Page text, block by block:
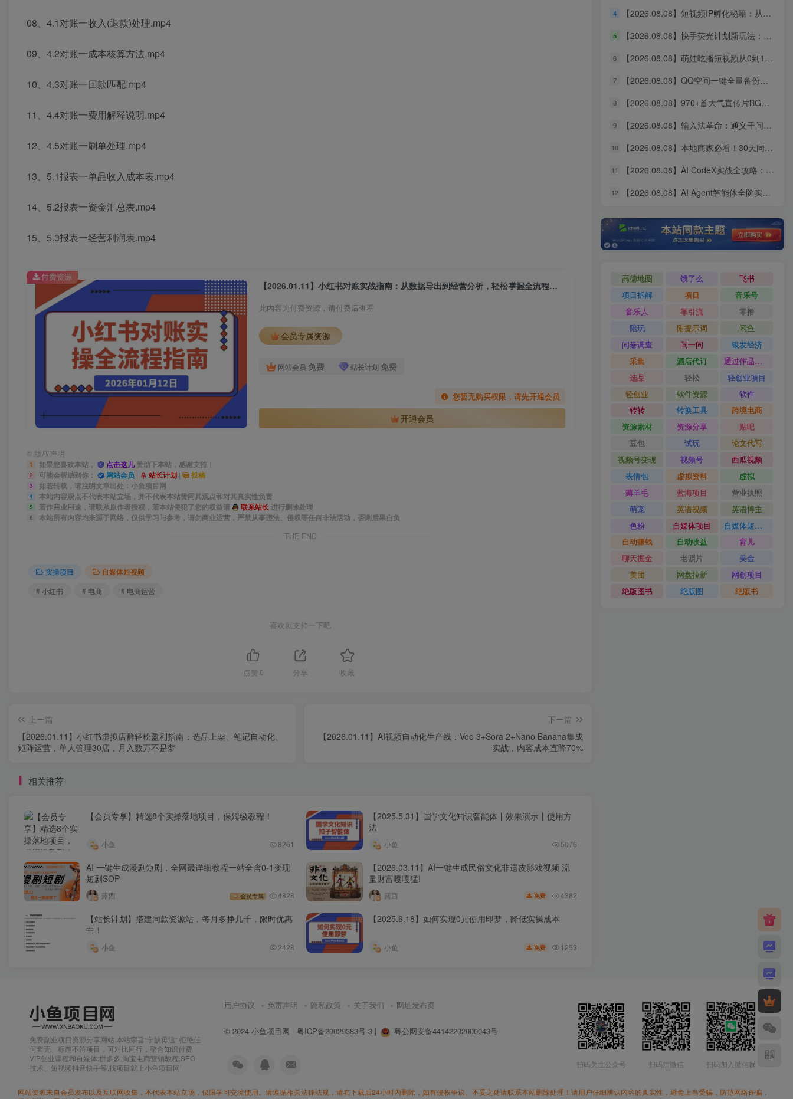
08、4.1对账一收入(退款)处理.mp4
09、4.2对账一成本核算方法.mp4
10、4.3对账一回款匹配.mp4
11、4.4对账一费用解释说明.mp4
12、4.5对账一刷单处理.mp4
13、5.1报表一单品收入成本表.mp4
14、5.2报表一资金汇总表.mp4
15、5.3报表一经营利润表.mp4
【2026.01.11】小红书对账实战指南：从数据导出到经营分析，轻松掌握全流程核算
此内容为付费资源，请付费后查看
会员专属资源
网站会员 免费 站长计划 免费
您暂无购买权限，请先开通会员
开通会员
付费资源
© 版权声明
1 如果您喜欢本站， 点击这儿赞助下本站，感谢支持！
2 可能会帮助到你： 网站会员 | 站长计划 | 投稿
3 如若转载，请注明文章出处：小鱼项目网
4 本站内容观点不代表本站立场，并不代表本站赞同其观点和对其真实性负责
5 若作商业用途，请联系原作者授权，若本站侵犯了您的权益请 联系站长进行删除处理
6
本站所有内容均来源于网络，仅供学习与参考，请勿商业运营，严禁从事违法、侵权等任何非法活动，否则后果自负
THE END
实操项目
自媒体短视频
# 小红书
# 电商 # 电商运营
喜欢就支持一下吧
点赞 0 分享 收藏
上一篇
【2026.01.11】小红书虚拟店群轻松盈利指南：选品上架、笔记自动化、
矩阵运营，单人管理30店，月入数万不是梦
下一篇
【2026.01.11】AI视频自动化生产线：Veo 3+Sora 2+Nano Banana集成
实战，内容成本直降70%
相关推荐
【会员专享】精选8个实操落地项目，保姆级教程！
小鱼 8261
【2025.5.31】国学文化知识智能体丨效果演示丨使用方
法
小鱼 5076
AI 一键生成漫剧短剧，全网最详细教程一站全含0-1变现
短剧SOP
露西 会员专属 4828
【2026.03.11】AI一键生成民俗文化非遗皮影戏视频 流
量财富嘎嘎猛!
露西 免费 4382
【站长计划】搭建同款资源站，每月多挣几千，限时优惠
中！
小鱼 2428
【2025.6.18】如何实现0元使用即梦，降低实操成本
小鱼 免费 1253
4 【2026.08.08】短视频IP孵化秘籍：从0到1打造爆款内容创作运营体系
5 【2026.08.08】快手荧光计划新玩法：短剧搬运技巧，0粉老号新号都能做，有播放就有收益！
6 【2026.08.08】萌娃吃播短视频从0到1实操指南｜图文+视频双赛道变现秘籍，收徒、商单、伙伴计划一网打尽
7 【2026.08.08】QQ空间一键全量备份：照片、视频、动态全存本地，GitHub开源神器QzoneArchive来了！
8 【2026.08.08】970+首大气宣传片BGM合集，无版权可商用，分类清晰的高质量音效素材库！
9 【2026.08.08】输入法革命：通义千问让打字速度飞起，300字/分钟+AI润色，说话即出工整文章
10 【2026.08.08】本地商家必看！30天同城IP实操特训：拍摄剪辑+爆款文案+引流成交，全面引爆门店业绩
11 【2026.08.08】AI CodeX实战全攻略：本地部署+API对接+自制Skill，从漫剧剪辑到VR网站一站式落地
12 【2026.08.08】AI Agent智能体全阶实战：零基础手把手，从原理到实操轻松搭建自动运行智能体
高德地图 饿了么
飞书
项目拆解
项目
音乐号
音乐人
靠引流
零撸
陪玩
附提示词
闲鱼
问卷调查
问一问
银发经济
采集
酒店代订
通过作品流量
选品
轻松
轻创业项目
轻创业
软件资源
软件
转转
转换工具
跨境电商
资源素材
资源分享
贴吧
豆包
试玩
论文代写
视频号变现
视频号
西瓜视频
表情包
虚拟资料
虚拟
薅羊毛
蓝海项目
营业执照
萌宠
英语视频
英语博主
色粉
自媒体项目
自媒体短视频
自动赚钱
自动收益
育儿
聊天掘金
老照片
美金
美团
网盘拉新
网创项目
绝版图书
绝版图 绝版书
免费副业项目资源分享网站,本站宗旨“宁缺毋滥” 拒绝任
何套壳、标题不符项目，可对比同行，整合知识付费
VIP创业课程和自媒体,拼多多,淘宝电商营销教程,SEO
技术、短视频抖音快手等,找项目就上小鱼项目网!
用户协议 免责声明 隐私政策 关于我们 网址发布页
© 2024 小鱼项目网 · 粤ICP备20029383号-3 | 粤公网安备44142202000043号
扫码关注公众号 扫码加微信 扫码加入微信群
网站资源来自会员发布以及互联网收集，不代表本站立场，仅限学习交流使用。请遵循相关法律法规，请在下载后24小时内删除，如有侵权争议、不妥之处请联系本站删除处理！请用户仔细辨认内容的真实性，避免上当受骗，防范网络诈骗，